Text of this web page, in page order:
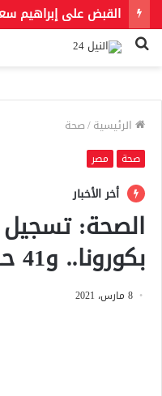
بحث
الرئيسية/صحة
صحة مصر
أخر الأخبار
بكورونا.. و41 حالة وفاة
8 مارس، 2021